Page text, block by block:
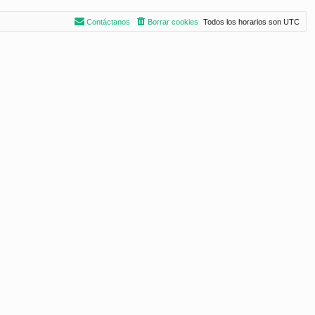
Todos los horarios son UTC
Borrar cookies
Contáctanos